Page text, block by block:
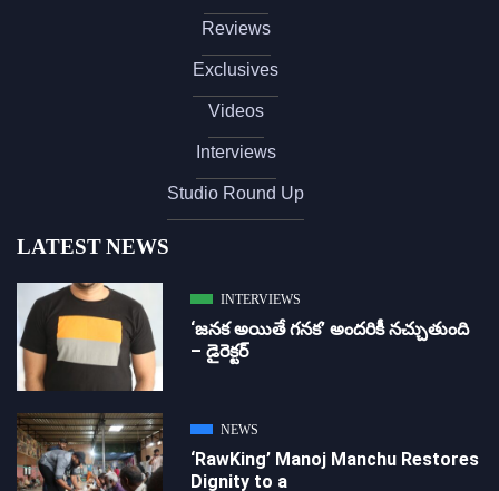
Reviews
Exclusives
Videos
Interviews
Studio Round Up
LATEST NEWS
INTERVIEWS
‘జ‌న‌క అయితే గ‌న‌క‌’ అందరికీ నచ్చుతుంది
– డైరెక్ట‌ర్
NEWS
‘RawKing’ Manoj Manchu Restores
Dignity to a